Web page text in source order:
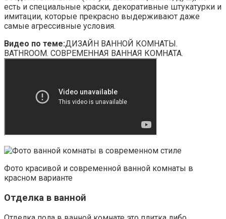
есть и специальные краски, декоративные штукатурки и
имитации, которые прекрасно выдерживают даже
самые агрессивные условия.
Видео по теме:ДИЗАЙН ВАННОЙ КОМНАТЫ.
BATHROOM. СОВРЕМЕННАЯ ВАННАЯ КОМНАТА.
Фото красивой и современной ванной комнаты в
красном варианте
Отделка в ванной